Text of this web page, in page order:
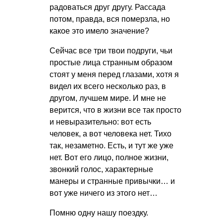
радоваться друг другу. Рассада
потом, правда, вся померзла, но
какое это имело значение?
Сейчас все три твои подруги, чьи
простые лица странным образом
стоят у меня перед глазами, хотя я
видел их всего несколько раз, в
другом, лучшем мире. И мне не
верится, что в жизни все так просто
и невыразительно: вот есть
человек, а вот человека нет. Тихо
так, незаметно. Есть, и тут же уже
нет. Вот его лицо, полное жизни,
звонкий голос, характерные
манеры и странные привычки… и
вот уже ничего из этого нет…
Помню одну нашу поездку.